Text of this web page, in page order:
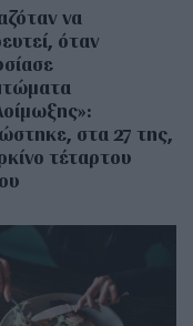
να
όταν
στα 27 της,
τέταρτου